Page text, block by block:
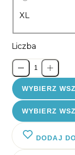
XL
Liczba
WYBIERZ
WYBIERZ
DODAJ